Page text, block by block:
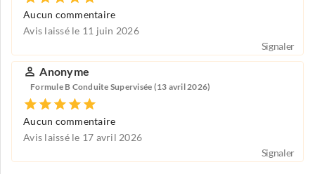
Aucun commentaire
Avis laissé le 11 juin 2026
Signaler
Anonyme
Formule B Conduite Supervisée (13 avril 2026)
Aucun commentaire
Avis laissé le 17 avril 2026
Signaler